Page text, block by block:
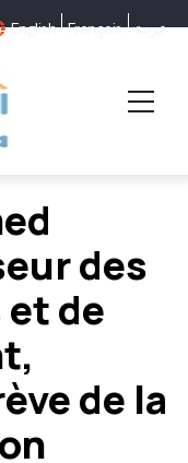
English Français عربية
des
de
de la